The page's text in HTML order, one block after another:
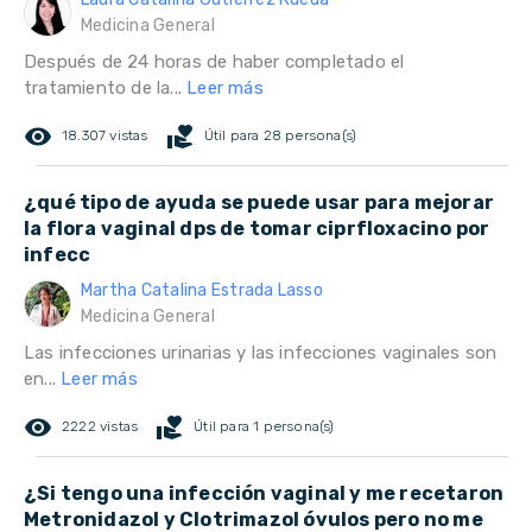
Medicina General
Después de 24 horas de haber completado el
tratamiento de la... Leer más
remove_red_eye 18.307 vistas volunteer_activism Útil para 28 persona(s)
¿qué tipo de ayuda se puede usar para mejorar
la flora vaginal dps de tomar ciprfloxacino por
infecc
Martha Catalina Estrada Lasso
Medicina General
Las infecciones urinarias y las infecciones vaginales son
en... Leer más
remove_red_eye 2222 vistas volunteer_activism Útil para 1 persona(s)
¿Si tengo una infección vaginal y me recetaron
Metronidazol y Clotrimazol óvulos pero no me